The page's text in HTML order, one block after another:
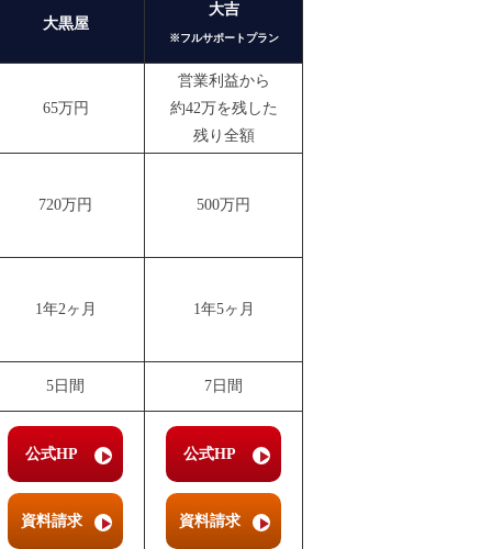
大黒屋
大吉
※フルサポートプラン
65万円
営業利益から
約42万を残した
残り全額
720万円 500万円
1年2ヶ月 1年5ヶ月
5日間 7日間
公式HP
資料請求
公式HP
資料請求